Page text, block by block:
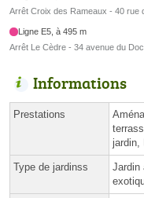
Arrêt Croix des Rameaux - 40 rue
Ligne E5, à 495 m
Arrêt Le Cèdre - 34 avenue du
Informations
Prestations
jardin,
Type de jardinss
Jardin